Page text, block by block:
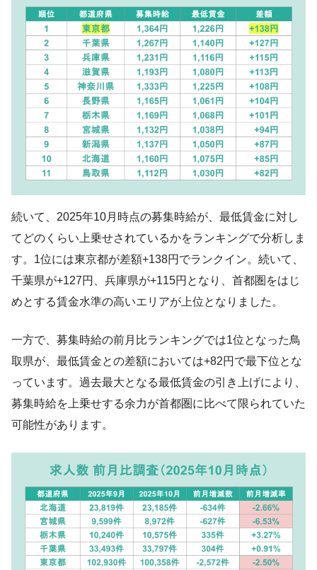
続いて、2025年10月時点の募集時給が、最低賃金に対し
てどのくらい上乗せされているかをランキングで分析しま
す。1位には東京都が差額+138円でランクイン。続いて、
千葉県が+127円、兵庫県が+115円となり、首都圏をはじ
めとする賃金水準の高いエリアが上位となりました。
一方で、募集時給の前月比ランキングでは1位となった鳥
取県が、最低賃金との差額においては+82円で最下位とな
っています。過去最大となる最低賃金の引き上げにより、
募集時給を上乗せする余力が首都圏に比べて限られていた
可能性があります。